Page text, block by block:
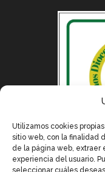
Utilizamos cookies
sitio web, con la finalidad
de la página web, extraer
experiencia del usuario.
seleccionar cuáles